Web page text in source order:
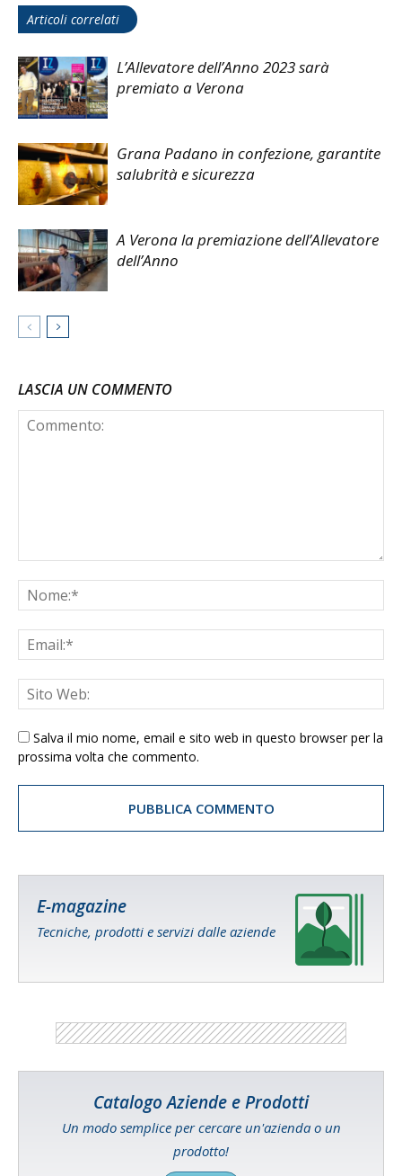
Articoli correlati
L’Allevatore dell’Anno 2023 sarà
premiato a Verona
Grana Padano in confezione, garantite
salubrità e sicurezza
A Verona la premiazione dell’Allevatore
dell’Anno
LASCIA UN COMMENTO
Salva il mio nome, email e sito web in questo browser per la
prossima volta che commento.
E-magazine
Tecniche, prodotti e servizi dalle aziende
Catalogo Aziende e Prodotti
Un modo semplice per cercare un'azienda o un
prodotto!